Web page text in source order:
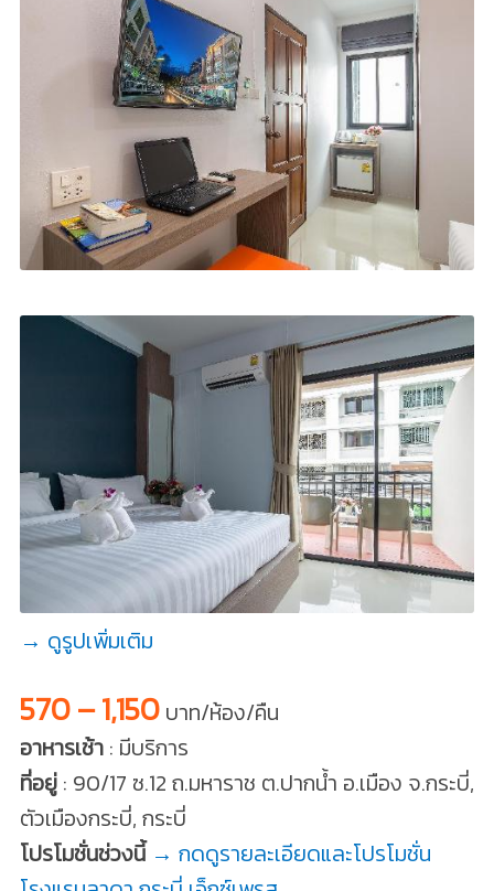
→ ดูรูปเพิ่มเติม
570 – 1,150บาท/ห้อง/คืน
อาหารเช้า: มีบริการ
ที่อยู่: 90/17 ซ.12 ถ.มหาราช ต.ปากน้ำ อ.เมือง จ.กระบี่,
ตัวเมืองกระบี่, กระบี่
โปรโมชั่นช่วงนี้ → กดดูรายละเอียดและโปรโมชั่น